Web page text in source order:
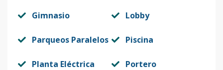
Gimnasio Lobby
Parqueos Paralelos Piscina
Planta Eléctrica Portero